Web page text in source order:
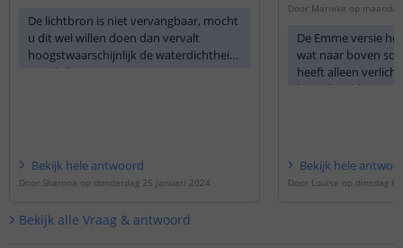
De lichtbron is niet vervangbaar, mocht
u dit wel willen doen dan vervalt
hoogstwaarschijnlijk de waterdichtheid
van de lamp.
Bekijk hele antwoord
Door Sharona op donderdag 25 januari 2024
Door Marieke op
De Emme versie
wat naar boven
heeft alleen
beneden schijnt
Bekijk hele
Door Louise op dinsdag 8
Bekijk alle Vraag & antwoord